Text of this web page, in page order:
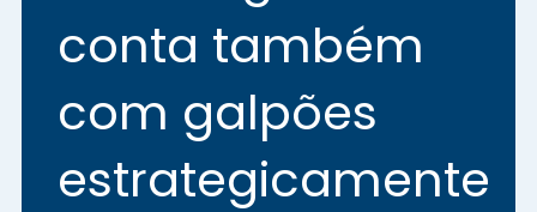
conta também
com galpões
estrategicamente